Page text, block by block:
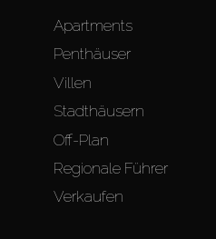
Apartments
Penthäuser
Villen
Stadthäusern
Off-Plan
Regionale Führer
Verkaufen